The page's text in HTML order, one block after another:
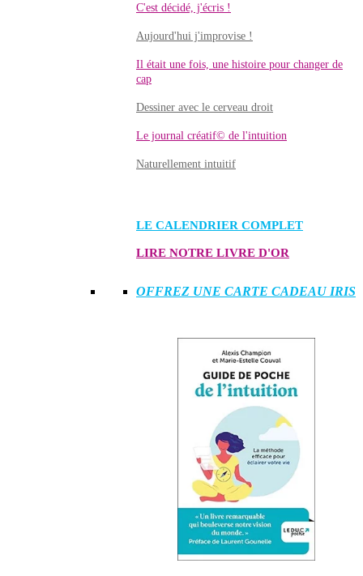
C'est décidé, j'écris !
Aujourd'hui j'improvise !
Il était une fois, une histoire pour changer de
cap
Dessiner avec le cerveau droit
Le journal créatif© de l'intuition
Naturellement intuitif
LE CALENDRIER COMPLET
LIRE NOTRE LIVRE D'OR
OFFREZ UNE CARTE CADEAU IRIS